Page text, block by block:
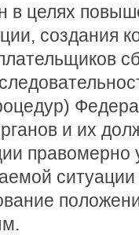
в целях
создания
и их
правомерно